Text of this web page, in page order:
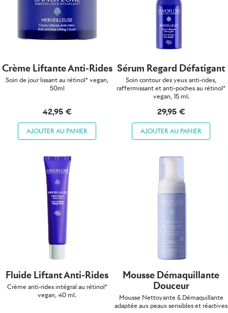
Crème Liftante Anti-Rides
Soin de jour lissant au rétinol* vegan,
50ml
42,95 €
AJOUTER AU PANIER
Sérum Regard Défatigant
Soin contour des yeux anti-rides,
raffermissant et anti-poches au rétinol*
vegan, 15 ml.
29,95 €
AJOUTER AU PANIER
Fluide Liftant Anti-Rides
Crème anti-rides intégral au rétinol*
vegan, 40 ml.
Mousse Démaquillante
Douceur
Mousse Nettoyante & Démaquillante
adaptée aux peaux sensibles et réactives